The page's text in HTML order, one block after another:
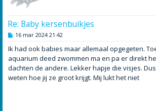
Re: Baby kersenbuikjes
B
r
c
h
16 mar 2024 21:42
Ik had ook babies maar allemaal opgegeten.
aquarium deed zwommen ma en pa er direkt
dachten de andere. Lekker hapje die visjes.
weten hoe jij ze groot krijgt. Mij lukt het niet